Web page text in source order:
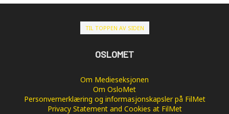
TIL TOPPEN AV SIDEN
OSLOMET
Om Medieseksjonen
Om OsloMet
Personvernerklæring og informasjonskapsler på FilMet
Privacy Statement and Cookies at FilMet